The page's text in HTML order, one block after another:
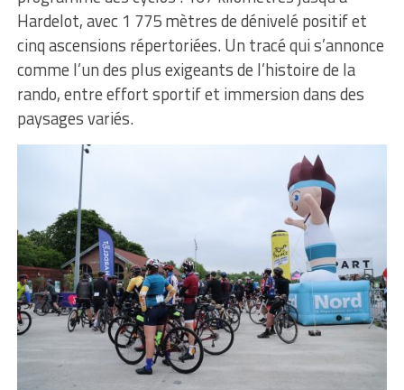
Hardelot, avec 1 775 mètres de dénivelé positif et
cinq ascensions répertoriées. Un tracé qui s’annonce
comme l’un des plus exigeants de l’histoire de la
rando, entre effort sportif et immersion dans des
paysages variés.